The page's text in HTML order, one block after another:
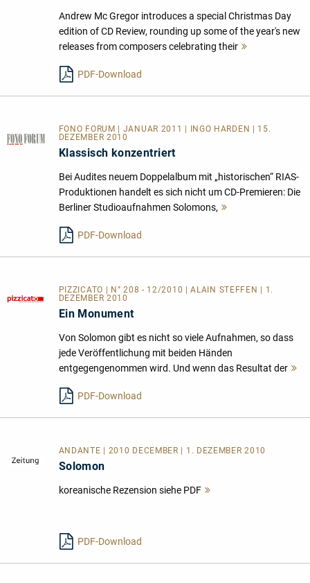
Andrew Mc Gregor introduces a special Christmas Day
edition of CD Review, rounding up some of the year's new
releases from composers celebrating their
PDF-Download
FONO FORUM | JANUAR 2011 | INGO HARDEN | 15.
DEZEMBER 2010
Klassisch konzentriert
Bei Audites neuem Doppelalbum mit „historischen“ RIAS-
Produktionen handelt es sich nicht um CD-Premieren: Die
Berliner Studioaufnahmen Solomons,
PDF-Download
PIZZICATO | N° 208 - 12/2010 | ALAIN STEFFEN | 1.
DEZEMBER 2010
Ein Monument
Von Solomon gibt es nicht so viele Aufnahmen, so dass
jede Veröffentlichung mit beiden Händen
entgegengenommen wird. Und wenn das Resultat der
PDF-Download
ANDANTE | 2010 DECEMBER | 1. DEZEMBER 2010
Solomon
koreanische Rezension siehe PDF
PDF-Download